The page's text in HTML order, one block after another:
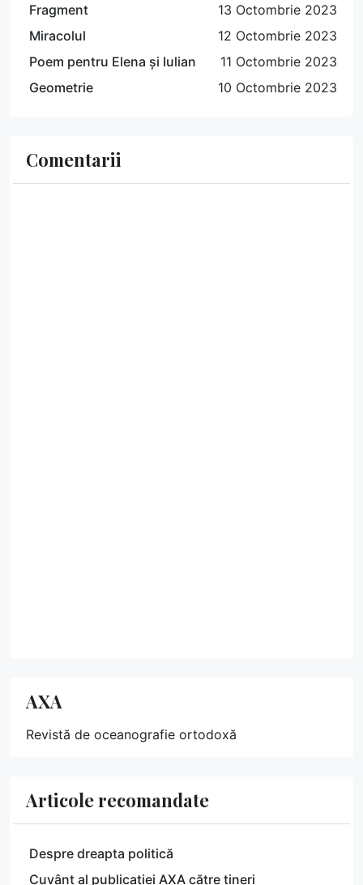
Fragment
13 Octombrie 2023
Miracolul
12 Octombrie 2023
Poem pentru Elena și Iulian
11 Octombrie 2023
Geometrie
10 Octombrie 2023
Comentarii
AXA
Revistă de oceanografie ortodoxă
Articole recomandate
Despre dreapta politică
Cuvânt al publicației AXA către tineri